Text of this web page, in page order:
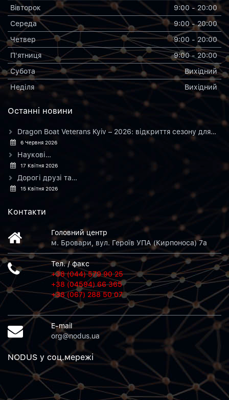
Вiвторок
9:00 - 20:00
Середа
9:00 - 20:00
Четвер
9:00 - 20:00
П'ятниця
9:00 - 20:00
Субота
Вихiдний
Неділя
Вихiдний
Останнi новини
Dragon Boat Veterans Kyiv – 2026: відкриття сезону для…
6 Червня 2026
Наукові…
17 Квітня 2026
Дорогі друзі та…
15 Квітня 2026
Контакти
Головний центр
м. Бровари, вул. Героїв УПА (Кирпоноса) 7а
Тел. / факс
+38 (044) 579 90 25
+38 (04594) 66 365
+38 (067) 288 50 07
E-mail
org@nodus.ua
NODUS у соц.мережi